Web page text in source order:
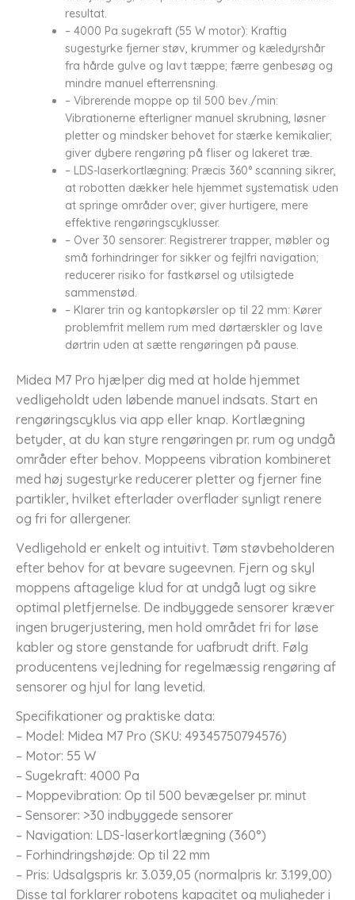
resultat.
– 4000 Pa sugekraft (55 W motor): Kraftig
sugestyrke fjerner støv, krummer og kæledyrshår
fra hårde gulve og lavt tæppe; færre genbesøg og
mindre manuel efterrensning.
– Vibrerende moppe op til 500 bev./min:
Vibrationerne efterligner manuel skrubning, løsner
pletter og mindsker behovet for stærke kemikalier;
giver dybere rengøring på fliser og lakeret træ.
– LDS-laserkortlægning: Præcis 360° scanning sikrer,
at robotten dækker hele hjemmet systematisk uden
at springe områder over; giver hurtigere, mere
effektive rengøringscyklusser.
– Over 30 sensorer: Registrerer trapper, møbler og
små forhindringer for sikker og fejlfri navigation;
reducerer risiko for fastkørsel og utilsigtede
sammenstød.
– Klarer trin og kantopkørsler op til 22 mm: Kører
problemfrit mellem rum med dørtærskler og lave
dørtrin uden at sætte rengøringen på pause.
Midea M7 Pro hjælper dig med at holde hjemmet
vedligeholdt uden løbende manuel indsats. Start en
rengøringscyklus via app eller knap. Kortlægning
betyder, at du kan styre rengøringen pr. rum og undgå
områder efter behov. Moppeens vibration kombineret
med høj sugestyrke reducerer pletter og fjerner fine
partikler, hvilket efterlader overflader synligt renere
og fri for allergener.
Vedligehold er enkelt og intuitivt. Tøm støvbeholderen
efter behov for at bevare sugeevnen. Fjern og skyl
moppens aftagelige klud for at undgå lugt og sikre
optimal pletfjernelse. De indbyggede sensorer kræver
ingen brugerjustering, men hold området fri for løse
kabler og store genstande for uafbrudt drift. Følg
producentens vejledning for regelmæssig rengøring af
sensorer og hjul for lang levetid.
Specifikationer og praktiske data:
– Model: Midea M7 Pro (SKU: 49345750794576)
– Motor: 55 W
– Sugekraft: 4000 Pa
– Moppevibration: Op til 500 bevægelser pr. minut
– Sensorer: >30 indbyggede sensorer
– Navigation: LDS-laserkortlægning (360°)
– Forhindringshøjde: Op til 22 mm
– Pris: Udsalgspris kr. 3.039,05 (normalpris kr. 3.199,00)
Disse tal forklarer robotens kapacitet og muligheder i